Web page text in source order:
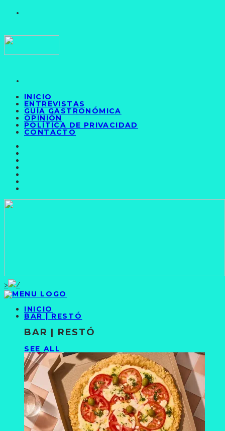
INICIO
ENTREVISTAS
GUÍA GASTRONÓMICA
OPINIÓN
POLÍTICA DE PRIVACIDAD
CONTACTO
>
INICIO
BAR | RESTÓ
BAR | RESTÓ
SEE ALL